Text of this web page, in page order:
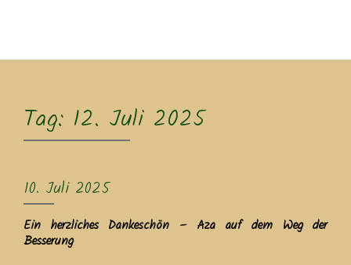
Tag: 12. Juli 2025
10. Juli 2025
Ein herzliches Dankeschön – Aza auf dem Weg der
Besserung